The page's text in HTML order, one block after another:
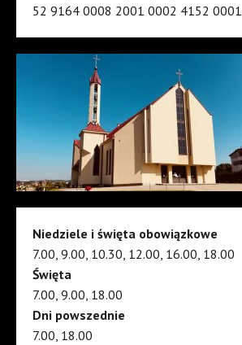
52 9164 0008 2001 0002 4152 0001
Niedziele i święta obowiązkowe
7.00, 9.00, 10.30, 12.00, 16.00, 18.00
Święta
7.00, 9.00, 18.00
Dni powszednie
7.00, 18.00